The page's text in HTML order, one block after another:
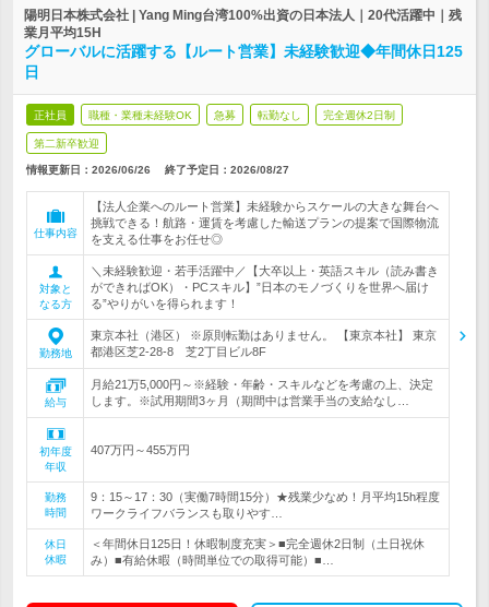
陽明日本株式会社 | Yang Ming台湾100%出資の日本法人｜20代活躍中｜残
業月平均15H
グローバルに活躍する【ルート営業】未経験歓迎◆年間休日125
日
正社員 職種・業種未経験OK 急募 転勤なし 完全週休2日制
第二新卒歓迎
情報更新日：2026/06/26 終了予定日： 2026/08/27
仕事内容
【法人企業へのルート営業】未経験からスケールの大きな舞台へ
挑戦できる！航路・運賃を考慮した輸送プランの提案で国際物流
を支える仕事をお任せ◎
対象と
なる方
＼未経験歓迎・若手活躍中／【大卒以上・英語スキル（読み書き
ができればOK）・PCスキル】”日本のモノづくりを世界へ届け
る”やりがいを得られます！
勤務地
東京本社（港区） ※原則転勤はありません。 【東京本社】 東京
都港区芝2-28-8 芝2丁目ビル8F
給与
月給21万5,000円～※経験・年齢・スキルなどを考慮の上、決定
します。※試用期間3ヶ月（期間中は営業手当の支給なし…
初年度
年収
407万円～455万円
勤務
時間
9：15～17：30（実働7時間15分）★残業少なめ！月平均15h程度
ワークライフバランスも取りやす…
休日
休暇
＜年間休日125日！休暇制度充実＞■完全週休2日制（土日祝休
み）■有給休暇（時間単位での取得可能）■…